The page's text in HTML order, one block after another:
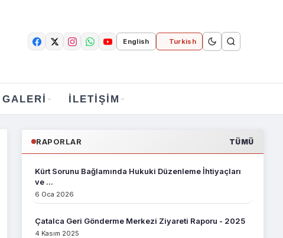
English Turkish
GALERI İLETIŞIM
RAPORLAR TÜMÜ
Kürt Sorunu Bağlamında Hukuki Düzenleme İhtiyaçları
ve ...
6 Oca 2026
Çatalca Geri Gönderme Merkezi Ziyareti Raporu - 2025
4 Kasım 2025